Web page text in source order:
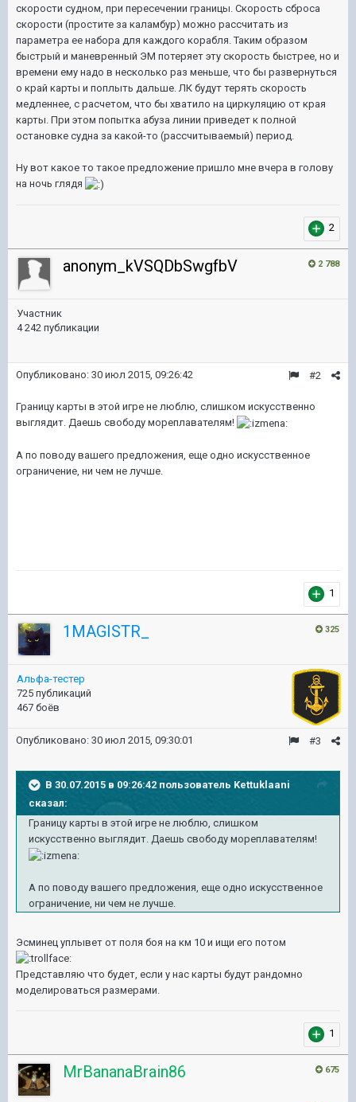
скорости судном, при пересечении границы. Скорость сброса
скорости (простите за каламбур) можно рассчитать из
параметра ее набора для каждого корабля. Таким образом
быстрый и маневренный ЭМ потеряет эту скорость быстрее, но и
времени ему надо в несколько раз меньше, что бы развернуться
о край карты и поплыть дальше. ЛК будут терять скорость
медленнее, с расчетом, что бы хватило на циркуляцию от края
карты. При этом попытка абуза линии приведет к полной
остановке судна за какой-то (рассчитываемый) период.
Ну вот какое то такое предложение пришло мне вчера в голову
на ночь глядя
2
2 788
anonym_kVSQDbSwgfbV
Участник
4 242 публикации
#2
Опубликовано: 30 июл 2015, 09:26:42
Границу карты в этой игре не люблю, слишком искусственно
выглядит. Даешь свободу мореплавателям!
А по поводу вашего предложения, еще одно искусственное
ограничение, ни чем не лучше.
1
325
1MAGISTR_
Альфа-тестер
725 публикаций
467 боёв
#3
Опубликовано: 30 июл 2015, 09:30:01
В 30.07.2015 в 09:26:42 пользователь Kettuklaani
сказал:
Границу карты в этой игре не люблю, слишком
искусственно выглядит. Даешь свободу мореплавателям!
А по поводу вашего предложения, еще одно искусственное
ограничение, ни чем не лучше.
Эсминец уплывет от поля боя на км 10 и ищи его потом
Представляю что будет, если у нас карты будут рандомно
моделироваться размерами.
1
675
MrBananaBrain86